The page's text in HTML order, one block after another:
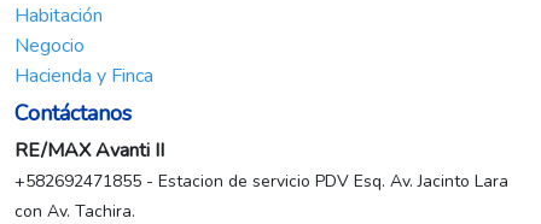
Habitación
Negocio
Hacienda y Finca
Contáctanos
RE/MAX Avanti II
+582692471855 - Estacion de servicio PDV Esq. Av. Jacinto Lara
con Av. Tachira.